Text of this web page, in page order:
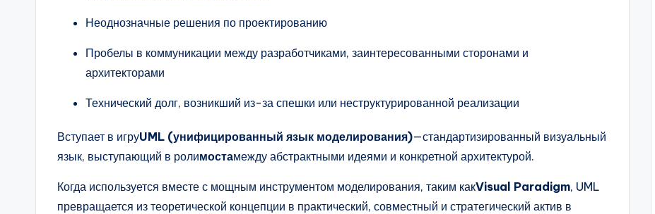
Неоднозначные решения по проектированию
Пробелы в коммуникации между разработчиками, заинтересованными сторонами и
архитекторами
Технический долг, возникший из-за спешки или неструктурированной реализации
Вступает в игруUML (унифицированный язык моделирования)—стандартизированный визуальный
язык, выступающий в ролимостамежду абстрактными идеями и конкретной архитектурой.
Когда используется вместе с мощным инструментом моделирования, таким какVisual Paradigm, UML
превращается из теоретической концепции в практический, совместный и стратегический актив в